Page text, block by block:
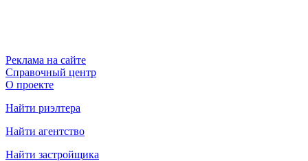
Реклама на сайте
Справочный центр
О проекте
Найти риэлтера
Найти агентство
Найти застройщика